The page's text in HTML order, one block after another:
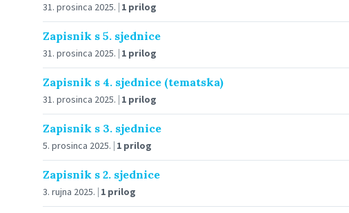
31. prosinca 2025. 1 prilog
Zapisnik s 5. sjednice
31. prosinca 2025. 1 prilog
Zapisnik s 4. sjednice (tematska)
31. prosinca 2025. 1 prilog
Zapisnik s 3. sjednice
5. prosinca 2025. 1 prilog
Zapisnik s 2. sjednice
3. rujna 2025. 1 prilog